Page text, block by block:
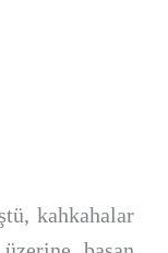
kahkahalar